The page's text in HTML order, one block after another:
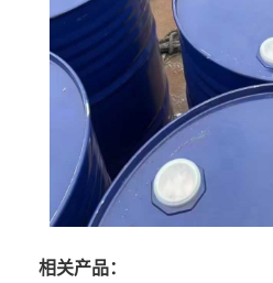
相关产品：